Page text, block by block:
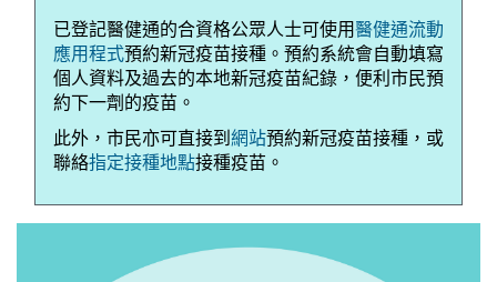
已登記醫健通的合資格公眾人士可使用醫健通流動
應用程式預約新冠疫苗接種。預約系統會自動填寫
個人資料及過去的本地新冠疫苗紀錄，便利市民預
約下一劑的疫苗。
此外，市民亦可直接到 網站預約新冠疫苗接種，或
聯絡指定接種地點接種疫苗。